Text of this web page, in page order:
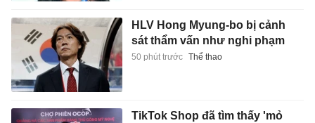
HLV Hong Myung-bo bị cảnh
sát thẩm vấn như nghi phạm
50 phút trước Thể thao
TikTok Shop đã tìm thấy 'mỏ